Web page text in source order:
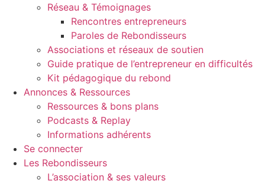
Réseau & Témoignages
Rencontres entrepreneurs
Paroles de Rebondisseurs
Associations et réseaux de soutien
Guide pratique de l’entrepreneur en difficultés
Kit pédagogique du rebond
Annonces & Ressources
Ressources & bons plans
Podcasts & Replay
Informations adhérents
Se connecter
Les Rebondisseurs
L’association & ses valeurs